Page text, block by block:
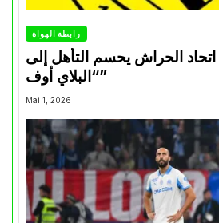
رابطة الهواة
: اتحاد الحراش يحسم التأهل إلى
“البلاي أوف”
Mai 1, 2026